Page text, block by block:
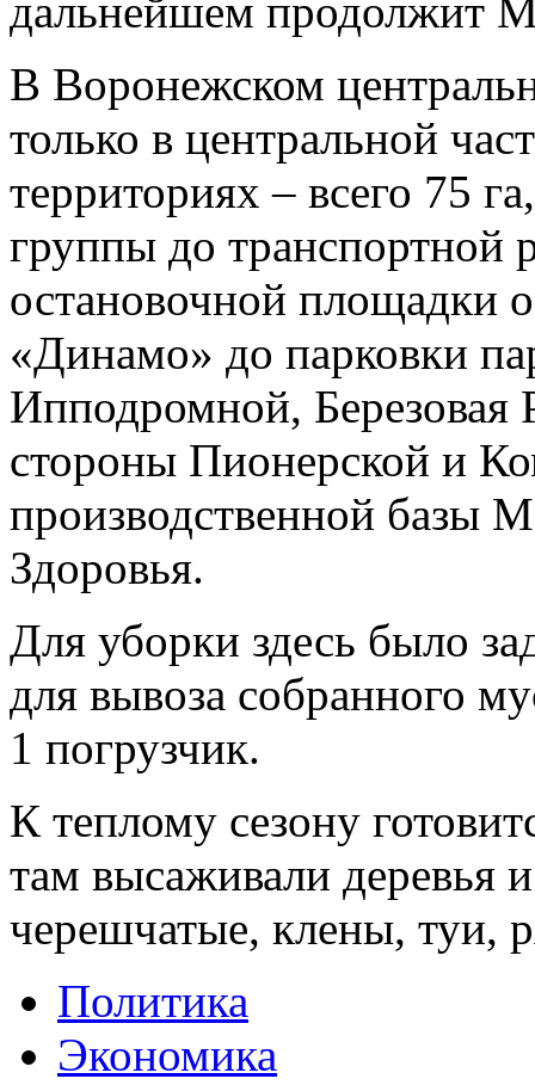
дальнейшем продолжит
В Воронежском
только в центральной
территориях – всего 75
группы до транспортной
остановочной площадки
«Динамо» до парковки
Ипподромной, Березовая
стороны Пионерской и
производственной базы
Здоровья.
Для уборки здесь было
для вывоза собранного
1 погрузчик.
К теплому сезону
там высаживали деревья
черешчатые, клены, туи,
Политика
Экономика